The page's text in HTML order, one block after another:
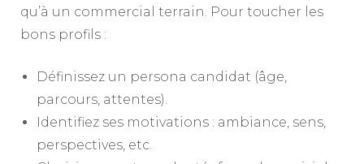
qu’à un commercial terrain. Pour toucher les
bons profils :
Définissez un persona candidat (âge,
parcours, attentes).
Identifiez ses motivations : ambiance, sens,
perspectives, etc.